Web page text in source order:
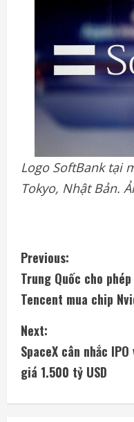
Logo SoftBank tại
Tokyo, Nhật Bản.
C
o
n
t
i
n
Previous:
Trung Quốc cho
Tencent mua chip
Next:
SpaceX cân nhắc
giá 1.500 tỷ USD